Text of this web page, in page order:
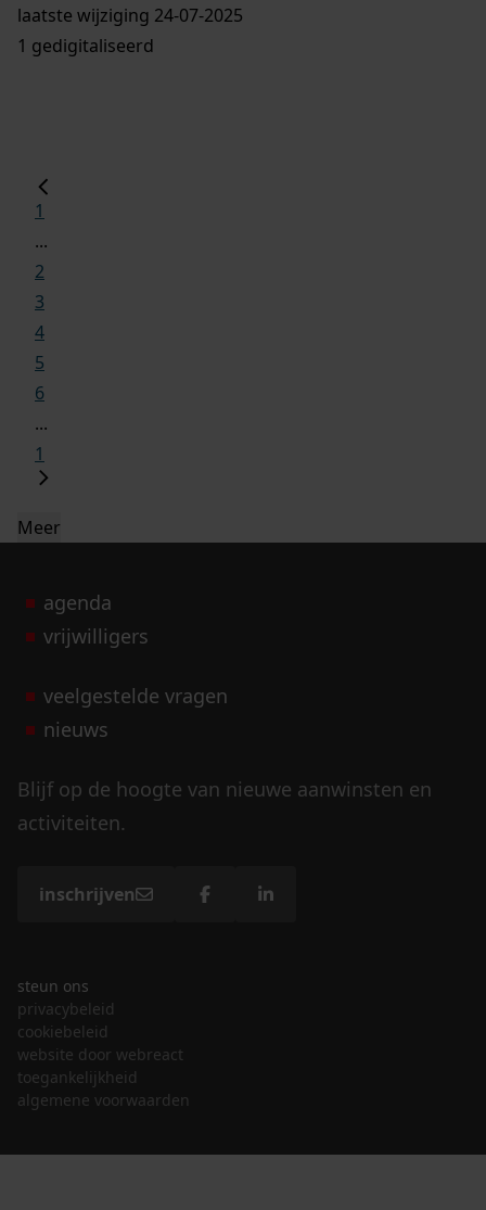
laatste wijziging 24-07-2025
1 gedigitaliseerd
1
...
2
3
4
5
6
...
1
Meer
agenda
vrijwilligers
veelgestelde vragen
nieuws
Blijf op de hoogte van nieuwe aanwinsten en
activiteiten.
inschrijven
steun ons
privacybeleid
cookiebeleid
website door webreact
toegankelijkheid
algemene voorwaarden